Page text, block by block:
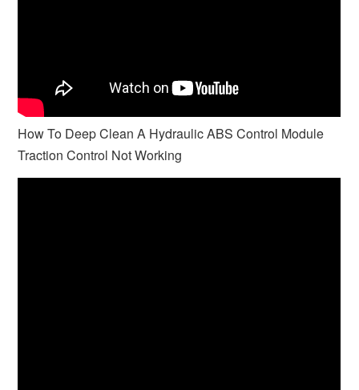
How To Deep Clean A Hydraulic ABS Control Module
Traction Control Not Working